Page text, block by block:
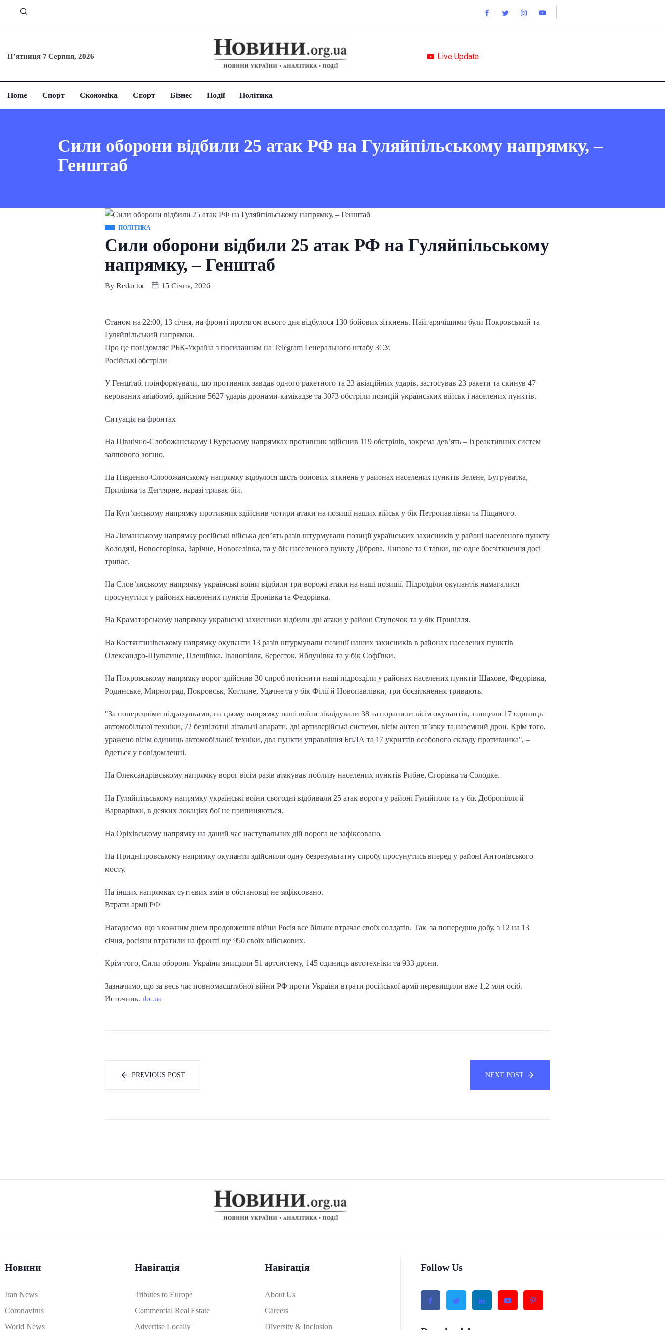
П’ятниця 7 Серпня, 2026 Live Update
Home Спорт Єкономіка Спорт Бізнес Події Політика
Сили оборони відбили 25 атак РФ на Гуляйпільському напрямку, –
Генштаб
ПОЛІТИКА
Сили оборони відбили 25 атак РФ на Гуляйпільському
напрямку, – Генштаб
By Redactor 15 Січня, 2026
Станом на 22:00, 13 січня, на фронті протягом всього дня відбулося 130 бойових зіткнень. Найгарячішими були Покровський та
Гуляйпільський напрямки.
Про це повідомляє РБК-Україна з посиланням на Telegram Генерального штабу ЗСУ.
Російські обстріли
У Генштабі поінформували, що противник завдав одного ракетного та 23 авіаційних ударів, застосував 23 ракети та скинув 47
керованих авіабомб, здійснив 5627 ударів дронами-камікадзе та 3073 обстріли позицій українських військ і населених пунктів.
Ситуація на фронтах
На Північно-Слобожанському і Курському напрямках противник здійснив 119 обстрілів, зокрема дев’ять – із реактивних систем
залпового вогню.
На Південно-Слобожанському напрямку відбулося шість бойових зіткнень у районах населених пунктів Зелене, Бугруватка,
Приліпка та Дегтярне, наразі триває бій.
На Куп’янському напрямку противник здійснив чотири атаки на позиції наших військ у бік Петропавлівки та Піщаного.
На Лиманському напрямку російські війська дев’ять разів штурмували позиції українських захисників у районі населеного пункту
Колодязі, Новоєгорівка, Зарічне, Новоселівка, та у бік населеного пункту Діброва, Липове та Ставки, ще одне боєзіткнення досі
триває.
На Слов’янському напрямку українські воїни відбили три ворожі атаки на наші позиції. Підрозділи окупантів намагалися
просунутися у районах населених пунктів Дронівка та Федорівка.
На Краматорському напрямку українські захисники відбили дві атаки у районі Ступочок та у бік Привілля.
На Костянтинівському напрямку окупанти 13 разів штурмували позиції наших захисників в районах населених пунктів
Олександро-Шультине, Плещіївка, Іванопілля, Бересток, Яблунівка та у бік Софіївки.
На Покровському напрямку ворог здійснив 30 спроб потіснити наші підрозділи у районах населених пунктів Шахове, Федорівка,
Родинське, Мирноград, Покровськ, Котлине, Удачне та у бік Філії й Новопавлівки, три боєзіткнення тривають.
"За попередніми підрахунками, на цьому напрямку наші воїни ліквідували 38 та поранили вісім окупантів, знищили 17 одиниць
автомобільної техніки, 72 безпілотні літальні апарати, дві артилерійські системи, вісім антен зв’язку та наземний дрон. Крім того,
уражено вісім одиниць автомобільної техніки, два пункти управління БпЛА та 17 укриттів особового складу противника", –
йдеться у повідомленні.
На Олександрівському напрямку ворог вісім разів атакував поблизу населених пунктів Рибне, Єгорівка та Солодке.
На Гуляйпільському напрямку українські воїни сьогодні відбивали 25 атак ворога у районі Гуляйполя та у бік Добропілля й
Варварівки, в деяких локаціях бої не припиняються.
На Оріхівському напрямку на даний час наступальних дій ворога не зафіксовано.
На Придніпровському напрямку окупанти здійснили одну безрезультатну спробу просунутись вперед у районі Антонівського
мосту.
На інших напрямках суттєвих змін в обстановці не зафіксовано.
Втрати армії РФ
Нагадаємо, що з кожним днем продовження війни Росія все більше втрачає своїх солдатів. Так, за попередню добу, з 12 на 13
січня, росіяни втратили на фронті ще 950 своїх військових.
Крім того, Сили оборони України знищили 51 артсистему, 145 одиниць автотехніки та 933 дрони.
Зазначимо, що за весь час повномасштабної війни РФ проти України втрати російської армії перевищили вже 1,2 млн осіб.
Источник: rbc.ua
PREVIOUS POST NEXT POST
Новини
Iran News
Coronavirus
World News
Навігація
Tributes to Europe
Commercial Real Estate
Advertise Locally
Навігація
About Us
Careers
Diversity & Inclusion
Follow Us